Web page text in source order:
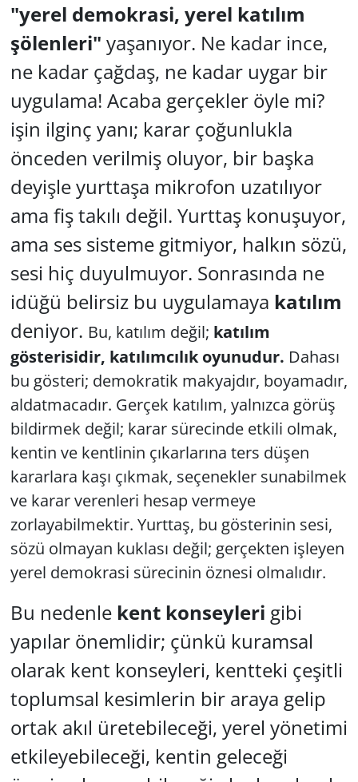
"yerel demokrasi, yerel katılım
şölenleri" yaşanıyor. Ne kadar ince,
ne kadar çağdaş, ne kadar uygar bir
uygulama! Acaba gerçekler öyle mi?
işin ilginç yanı; karar çoğunlukla
önceden verilmiş oluyor, bir başka
deyişle yurttaşa mikrofon uzatılıyor
ama fiş takılı değil. Yurttaş konuşuyor,
ama ses sisteme gitmiyor, halkın sözü,
sesi hiç duyulmuyor. Sonrasında ne
idüğü belirsiz bu uygulamaya katılım
deniyor. Bu, katılım değil; katılım
gösterisidir, katılımcılık oyunudur. Dahası
bu gösteri; demokratik makyajdır, boyamadır,
aldatmacadır. Gerçek katılım, yalnızca görüş
bildirmek değil; karar sürecinde etkili olmak,
kentin ve kentlinin çıkarlarına ters düşen
kararlara kaşı çıkmak, seçenekler sunabilmek
ve karar verenleri hesap vermeye
zorlayabilmektir. Yurttaş, bu gösterinin sesi,
sözü olmayan kuklası değil; gerçekten işleyen
yerel demokrasi sürecinin öznesi olmalıdır.
Bu nedenle kent konseyleri gibi
yapılar önemlidir; çünkü kuramsal
olarak kent konseyleri, kentteki çeşitli
toplumsal kesimlerin bir araya gelip
ortak akıl üretebileceği, yerel yönetimi
etkileyebileceği, kentin geleceği